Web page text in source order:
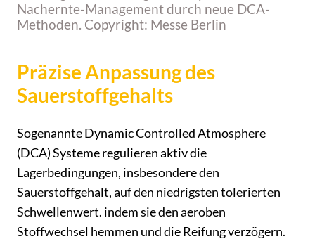
Nachernte-Management durch neue DCA-
Methoden. Copyright: Messe Berlin
Präzise Anpassung des
Sauerstoffgehalts
Sogenannte Dynamic Controlled Atmosphere
(DCA) Systeme regulieren aktiv die
Lagerbedingungen, insbesondere den
Sauerstoffgehalt, auf den niedrigsten tolerierten
Schwellenwert. indem sie den aeroben
Stoffwechsel hemmen und die Reifung verzögern.